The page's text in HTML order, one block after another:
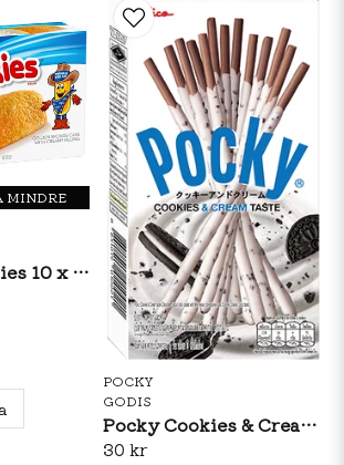
MINDRE
Hostess Twinkies 10 x 38g
POCKY
GODIS
Pocky Cookies & Cream 45g
30 kr